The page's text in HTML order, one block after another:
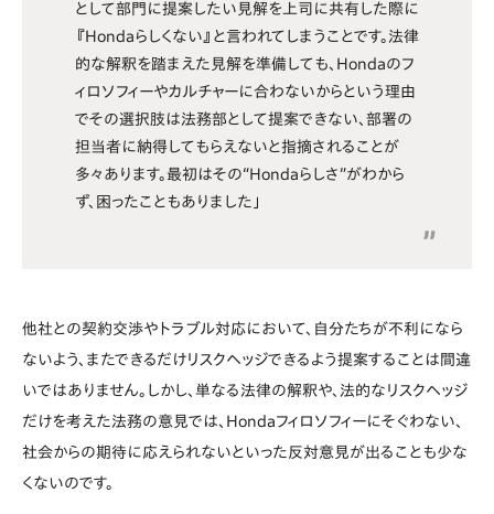
として部門に提案したい見解を上司に共有した際に
『Hondaらしくない』と言われてしまうことです。法律
的な解釈を踏まえた見解を準備しても、Hondaのフ
ィロソフィーやカルチャーに合わないからという理由
でその選択肢は法務部として提案できない、部署の
担当者に納得してもらえないと指摘されることが
多々あります。最初はその“Hondaらしさ”がわから
ず、困ったこともありました」
他社との契約交渉やトラブル対応において、自分たちが不利になら
ないよう、またできるだけリスクヘッジできるよう提案することは間違
いではありません。しかし、単なる法律の解釈や、法的なリスクヘッジ
だけを考えた法務の意見では、Hondaフィロソフィーにそぐわない、
社会からの期待に応えられないといった反対意見が出ることも少な
くないのです。